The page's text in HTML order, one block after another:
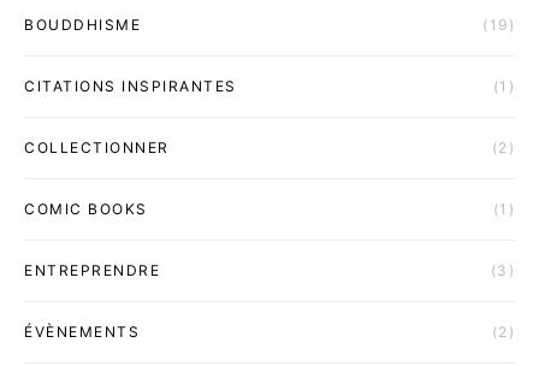
BOUDDHISME (19)
CITATIONS INSPIRANTES (1)
COLLECTIONNER (2)
COMIC BOOKS (1)
ENTREPRENDRE (3)
ÉVÈNEMENTS (2)